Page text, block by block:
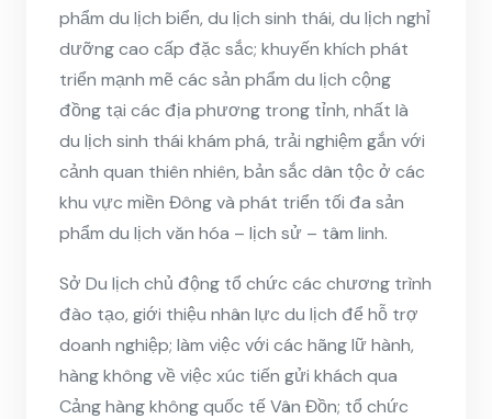
phẩm du lịch biển, du lịch sinh thái, du lịch nghỉ
dưỡng cao cấp đặc sắc; khuyến khích phát
triển mạnh mẽ các sản phẩm du lịch cộng
đồng tại các địa phương trong tỉnh, nhất là
du lịch sinh thái khám phá, trải nghiệm gắn với
cảnh quan thiên nhiên, bản sắc dân tộc ở các
khu vực miền Đông và phát triển tối đa sản
phẩm du lịch văn hóa – lịch sử – tâm linh.
Sở Du lịch chủ động tổ chức các chương trình
đào tạo, giới thiệu nhân lực du lịch để hỗ trợ
doanh nghiệp; làm việc với các hãng lữ hành,
hàng không về việc xúc tiến gửi khách qua
Cảng hàng không quốc tế Vân Đồn; tổ chức